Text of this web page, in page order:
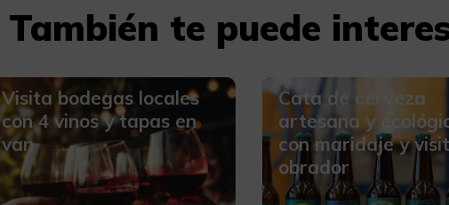
También te puede
Visita bodegas locales
con 4 vinos y tapas en
van
Cata de cerveza
artesana y
con maridaje y
obrador